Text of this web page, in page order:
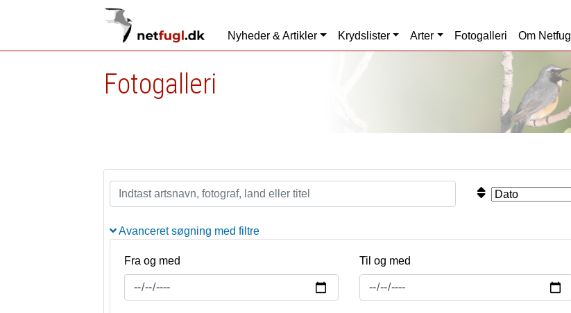
Nyheder & Artikler Krydslister Arter Fotogalleri Om Netfugl
Fotogalleri
Avanceret søgning med filtre
Fra og med Til og med